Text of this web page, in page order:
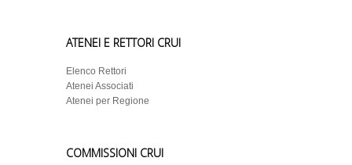
ATENEI E RETTORI CRUI
Elenco Rettori
Atenei Associati
Atenei per Regione
COMMISSIONI CRUI